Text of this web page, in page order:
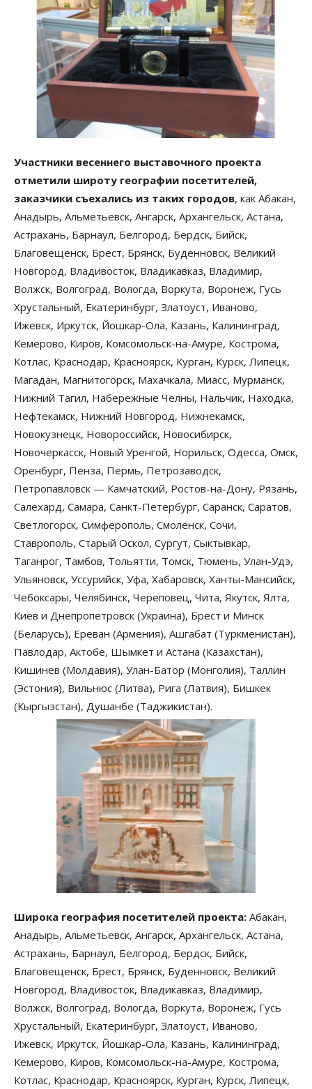
Участники весеннего выставочного проекта
отметили широту географии посетителей,
заказчики съехались из таких городов, как Абакан,
Анадырь, Альметьевск, Ангарск, Архангельск, Астана,
Астрахань, Барнаул, Белгород, Бердск, Бийск,
Благовещенск, Брест, Брянск, Буденновск, Великий
Новгород, Владивосток, Владикавказ, Владимир,
Волжск, Волгоград, Вологда, Воркута, Воронеж, Гусь
Хрустальный, Екатеринбург, Златоуст, Иваново,
Ижевск, Иркутск, Йошкар-Ола, Казань, Калининград,
Кемерово, Киров, Комсомольск-на-Амуре, Кострома,
Котлас, Краснодар, Красноярск, Курган, Курск, Липецк,
Магадан, Магнитогорск, Махачкала, Миасс, Мурманск,
Нижний Тагил, Набережные Челны, Нальчик, Находка,
Нефтекамск, Нижний Новгород, Нижнекамск,
Новокузнецк, Новороссийск, Новосибирск,
Новочеркасск, Новый Уренгой, Норильск, Одесса, Омск,
Оренбург, Пенза, Пермь, Петрозаводск,
Петропавловск — Камчатский, Ростов-на-Дону, Рязань,
Салехард, Самара, Санкт-Петербург, Саранск, Саратов,
Светлогорск, Симферополь, Смоленск, Сочи,
Ставрополь, Старый Оскол, Сургут, Сыктывкар,
Таганрог, Тамбов, Тольятти, Томск, Тюмень, Улан-Удэ,
Ульяновск, Уссурийск, Уфа, Хабаровск, Ханты-Мансийск,
Чебоксары, Челябинск, Череповец, Чита, Якутск, Ялта,
Киев и Днепропетровск (Украина), Брест и Минск
(Беларусь), Ереван (Армения), Ашгабат (Туркменистан),
Павлодар, Актобе, Шымкет и Астана (Казахстан),
Кишинев (Молдавия), Улан-Батор (Монголия), Таллин
(Эстония), Вильнюс (Литва), Рига (Латвия), Бишкек
(Кыргызстан), Душанбе (Таджикистан).
Широка география посетителей проекта: Абакан,
Анадырь, Альметьевск, Ангарск, Архангельск, Астана,
Астрахань, Барнаул, Белгород, Бердск, Бийск,
Благовещенск, Брест, Брянск, Буденновск, Великий
Новгород, Владивосток, Владикавказ, Владимир,
Волжск, Волгоград, Вологда, Воркута, Воронеж, Гусь
Хрустальный, Екатеринбург, Златоуст, Иваново,
Ижевск, Иркутск, Йошкар-Ола, Казань, Калининград,
Кемерово, Киров, Комсомольск-на-Амуре, Кострома,
Котлас, Краснодар, Красноярск, Курган, Курск, Липецк,